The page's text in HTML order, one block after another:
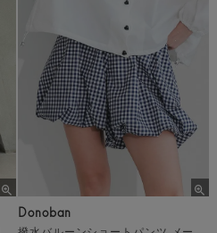
Donoban